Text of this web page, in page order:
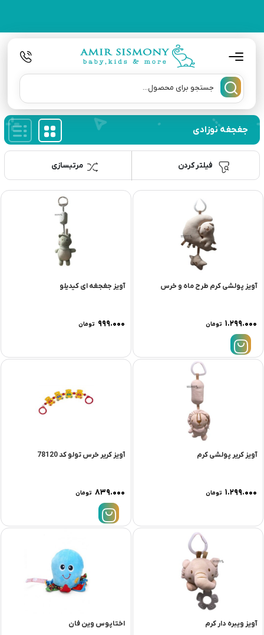
جغجغه نوزادی
مرتبسازی فیلتر کردن
آویز پولشی کرم طرح ماه و خرس
۱.۲۹۹.۰۰۰ تومان
آویز جغجغه ای کیدیلو
۹۹۹.۰۰۰ تومان
آویز کریر پولشی کرم
۱.۲۹۹.۰۰۰ تومان
آویز کریر خرس تولو کد 78120
۸۳۹.۰۰۰ تومان
آویز ویبره دار کرم اختاپوس وین فان